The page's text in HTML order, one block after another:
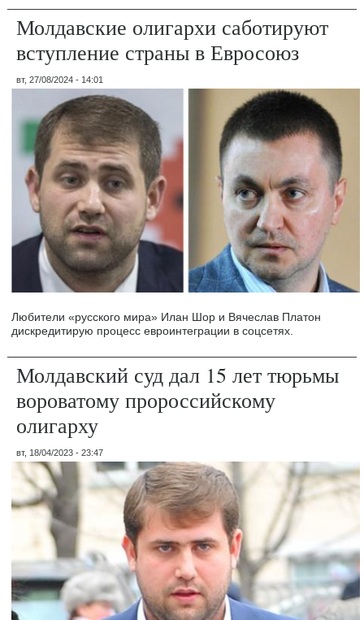
Молдавские олигархи саботируют
вступление страны в Евросоюз
вт, 27/08/2024 - 14:01
Любители «русского мира» Илан Шор и Вячеслав Платон
дискредитирую процесс евроинтеграции в соцсетях.
Молдавский суд дал 15 лет тюрьмы
вороватому пророссийскому
олигарху
вт, 18/04/2023 - 23:47